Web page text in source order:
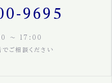
9695
〜 17:00
ご相談ください